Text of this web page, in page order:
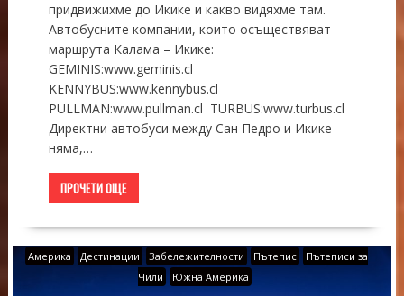
придвижихме до Икике и какво видяхме там.
Автобусните компании, които осъществяват
маршрута Калама – Икике:
GEMINIS:www.geminis.cl
KENNYBUS:www.kennybus.cl
PULLMAN:www.pullman.cl TURBUS:www.turbus.cl
Директни автобуси между Сан Педро и Икике
няма,…
ПРОЧЕТИ ОЩЕ
Америка Дестинации Забележителности Пътепис
Пътеписи за
Чили
Южна Америка